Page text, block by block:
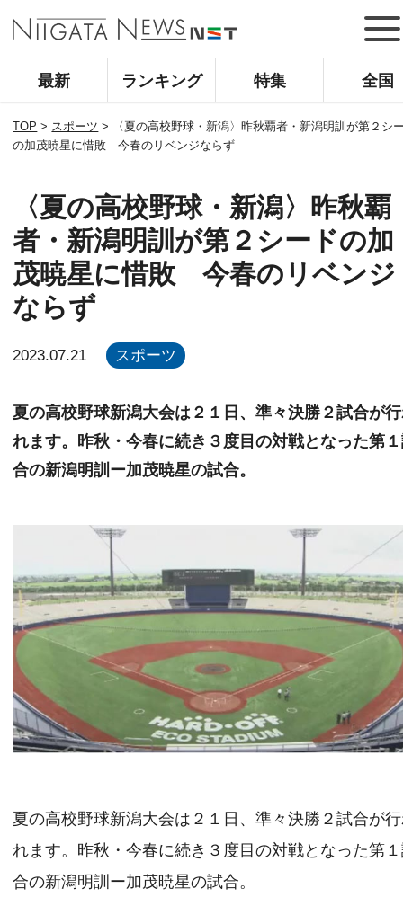
最新 ランキング 特集 全国
TOP > スポーツ >
〈夏の高校野球・新潟〉昨秋覇者・新潟明訓が第２シ
の加茂暁星に惜敗 今春のリベンジならず
〈夏の高校野球・新潟〉昨秋覇
者・新潟明訓が第２シードの加
茂暁星に惜敗 今春のリベンジ
ならず
2023.07.21 スポーツ
夏の高校野球新潟大会は２１日、準々決勝２試合が
れます。昨秋・今春に続き３度目の対戦となった第
合の新潟明訓ー加茂暁星の試合。
夏の高校野球新潟大会は２１日、準々決勝２試合が
れます。昨秋・今春に続き３度目の対戦となった第
合の新潟明訓ー加茂暁星の試合。